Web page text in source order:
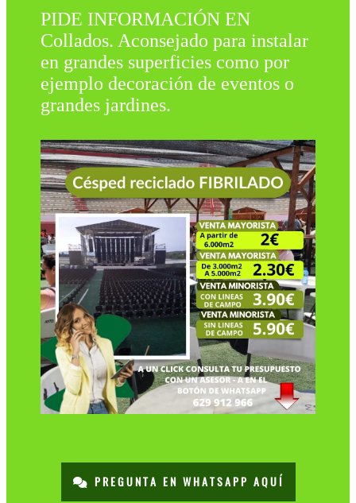
PIDE INFORMACIÓN EN
Collados. Aconsejado para instalar
en grandes superficies como por
ejemplo decoración de eventos o
grandes jardines.
PREGUNTA EN WHATSAPP AQUÍ